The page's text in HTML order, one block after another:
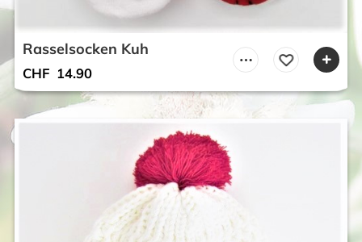
Rasselsocken Kuh
CHF 14.90